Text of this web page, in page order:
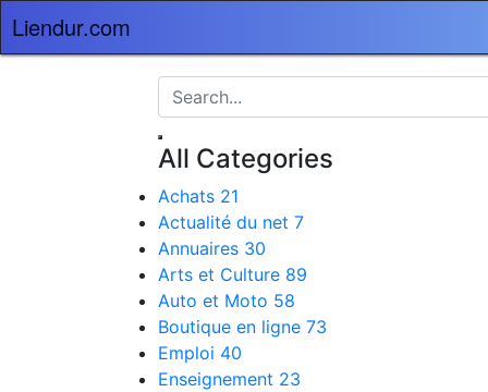
Liendur.com
All Categories
Achats 21
Actualité du net 7
Annuaires 30
Arts et Culture 89
Auto et Moto 58
Boutique en ligne 73
Emploi 40
Enseignement 23